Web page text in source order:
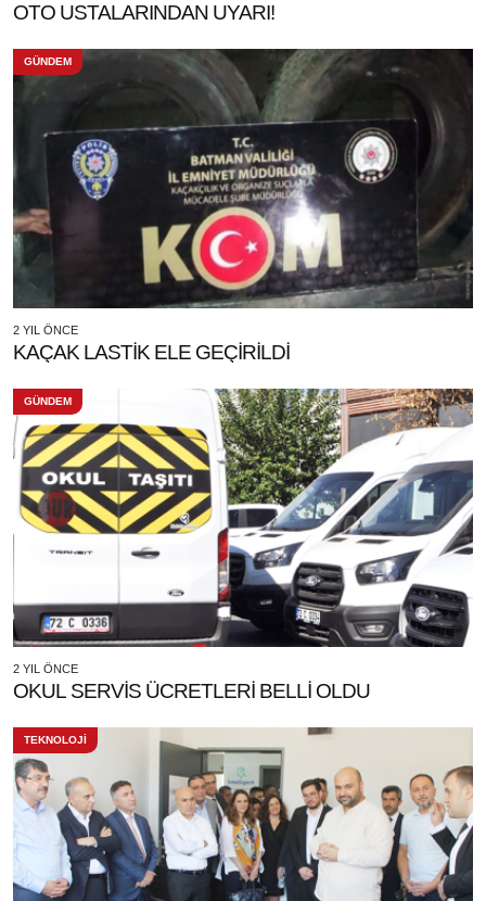
OTO USTALARINDAN UYARI!
GÜNDEM
2 YIL ÖNCE
KAÇAK LASTİK ELE GEÇİRİLDİ
GÜNDEM
2 YIL ÖNCE
OKUL SERVİS ÜCRETLERİ BELLİ OLDU
TEKNOLOJİ